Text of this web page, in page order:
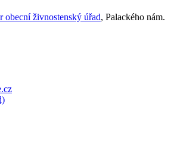
obecní živnostenský úřad, Palackého nám.